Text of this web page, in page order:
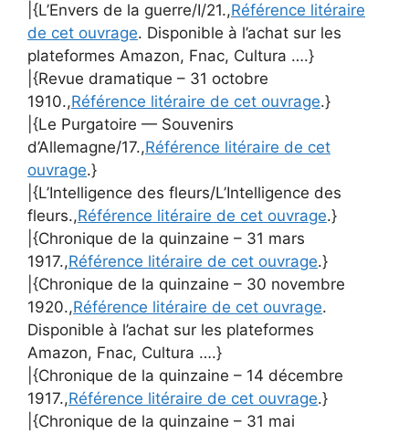
|{L’Envers de la guerre/I/21.,Référence litéraire
de cet ouvrage. Disponible à l’achat sur les
plateformes Amazon, Fnac, Cultura ….}
|{Revue dramatique – 31 octobre
1910.,Référence litéraire de cet ouvrage.}
|{Le Purgatoire — Souvenirs
d’Allemagne/17.,Référence litéraire de cet
ouvrage.}
|{L’Intelligence des fleurs/L’Intelligence des
fleurs.,Référence litéraire de cet ouvrage.}
|{Chronique de la quinzaine – 31 mars
1917.,Référence litéraire de cet ouvrage.}
|{Chronique de la quinzaine – 30 novembre
1920.,Référence litéraire de cet ouvrage.
Disponible à l’achat sur les plateformes
Amazon, Fnac, Cultura ….}
|{Chronique de la quinzaine – 14 décembre
1917.,Référence litéraire de cet ouvrage.}
|{Chronique de la quinzaine – 31 mai